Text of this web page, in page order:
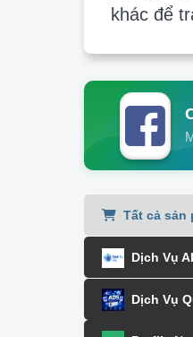
khác để
Tất cả sản
Dịch Vụ AI
Dịch Vụ